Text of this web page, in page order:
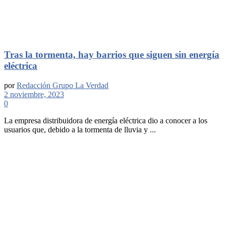
Tras la tormenta, hay barrios que siguen sin energía
eléctrica
por Redacción Grupo La Verdad
2 noviembre, 2023
0
La empresa distribuidora de energía eléctrica dio a conocer a los
usuarios que, debido a la tormenta de lluvia y ...